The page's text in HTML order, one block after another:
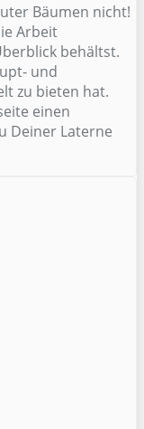
Bäumen nicht!
Arbeit
behältst.
und
zu bieten hat.
einen
Deiner Laterne